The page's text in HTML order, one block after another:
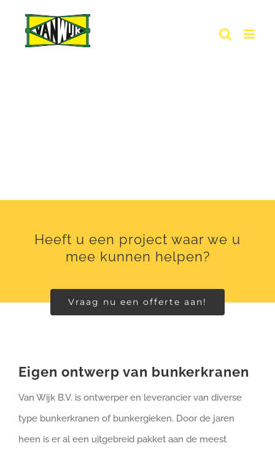
Heeft u een project waar we u
mee kunnen helpen?
Vraag nu een offerte aan!
Eigen ontwerp van bunkerkranen
Van Wijk B.V. is ontwerper en leverancier van diverse
type bunkerkranen of bunkergieken. Door de jaren
heen is er al een uitgebreid pakket aan de meest